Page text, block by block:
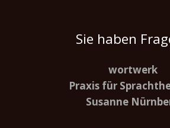
Sie haben
wortwerk
Praxis für
Susanne